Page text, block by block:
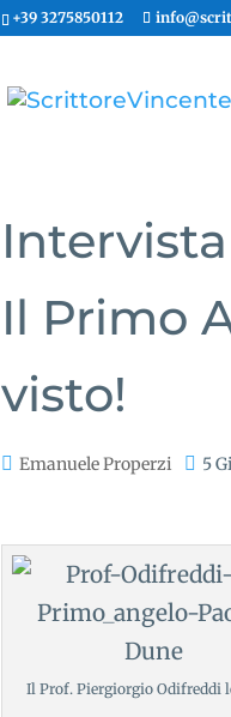
+39 3275850112
Il Primo
visto!
Emanuele Properzi 5
Il Prof. Piergiorgio Odifreddi